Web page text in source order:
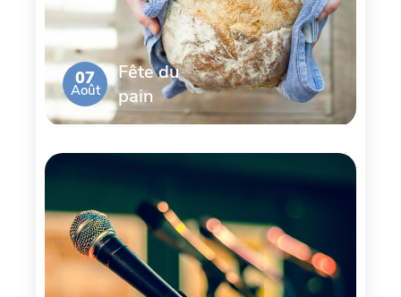
07
Août
Fête du
pain